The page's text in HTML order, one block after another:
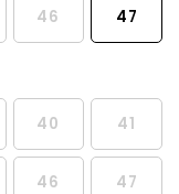
46 47
40 41
46 47